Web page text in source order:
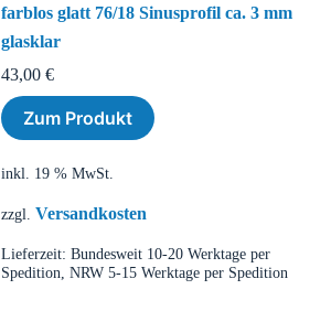
farblos glatt 76/18 Sinusprofil ca. 3 mm
glasklar
43,00 €
Zum Produkt
inkl. 19 % MwSt.
zzgl. Versandkosten
Lieferzeit: Bundesweit 10-20 Werktage per
Spedition, NRW 5-15 Werktage per Spedition